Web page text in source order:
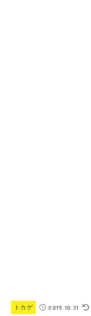
トカゲ 2019.10.31